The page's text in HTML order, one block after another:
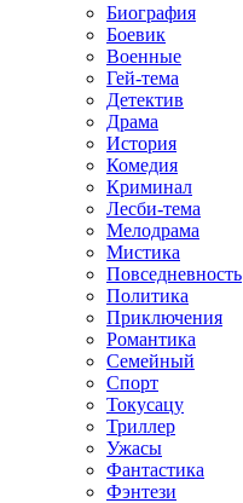
Биография
Боевик
Военные
Гей-тема
Детектив
Драма
История
Комедия
Криминал
Лесби-тема
Мелодрама
Мистика
Повседневность
Политика
Приключения
Романтика
Семейный
Спорт
Токусацу
Триллер
Ужасы
Фантастика
Фэнтези